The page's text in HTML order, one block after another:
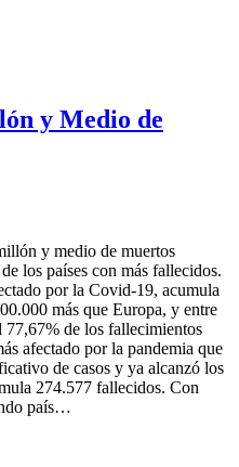
y Medio de
y medio de muertos
los países con más fallecidos.
por la Covid-19, acumula
más que Europa, y entre
77,67% de los fallecimientos
afectado por la pandemia que
de casos y ya alcanzó los
274.577 fallecidos. Con
país…